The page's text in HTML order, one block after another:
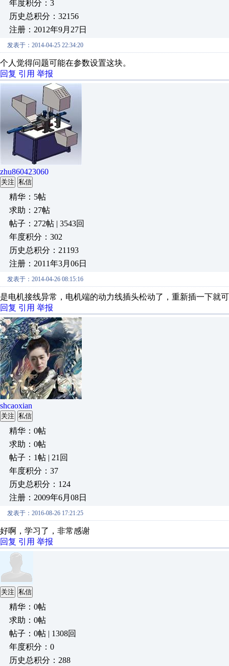
年度积分：3
历史总积分：32156
注册：2012年9月27日
发表于：2014-04-25 22:34:20
个人觉得问题可能在参数设置这块。
回复 引用 举报
zhu860423060
关注 私信
精华：5帖
求助：27帖
帖子：272帖 | 3543回
年度积分：302
历史总积分：21193
注册：2011年3月06日
发表于：2014-04-26 08:15:16
是电机接线异常，电机端的动力线插头松动了，重新插一下就
回复 引用 举报
shcaoxian
关注 私信
精华：0帖
求助：0帖
帖子：1帖 | 21回
年度积分：37
历史总积分：124
注册：2009年6月08日
发表于：2016-08-26 17:21:25
好啊，学习了，非常感谢
回复 引用 举报
关注 私信
精华：0帖
求助：0帖
帖子：0帖 | 1308回
年度积分：0
历史总积分：288